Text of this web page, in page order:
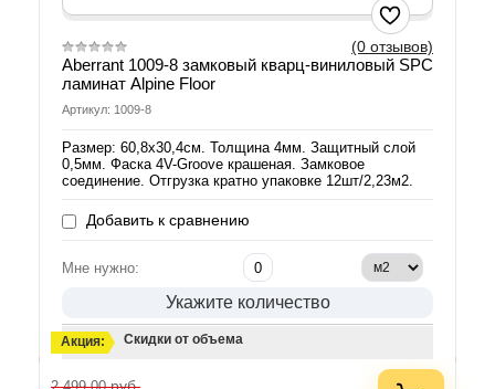
(0 отзывов)
Aberrant 1009-8 замковый кварц-виниловый SPC
ламинат Alpine Floor
Артикул: 1009-8
Размер: 60,8х30,4см. Толщина 4мм. Защитный слой
0,5мм. Фаска 4V-Groove крашеная. Замковое
соединение. Отгрузка кратно упаковке 12шт/2,23м2.
Добавить к сравнению
Мне нужно:
Укажите количество
Акция: Скидки от объема